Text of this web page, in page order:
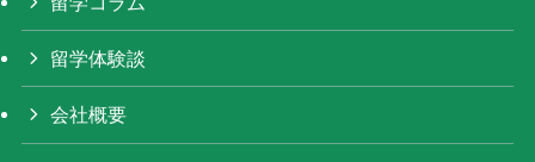
留学体験談
会社概要